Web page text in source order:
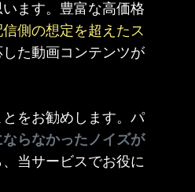
ます。豊富な高価格
側の想定を超えたス
た動画コンテンツが
をお勧めします。パ
ならなかったノイズが
当サービスでお役に